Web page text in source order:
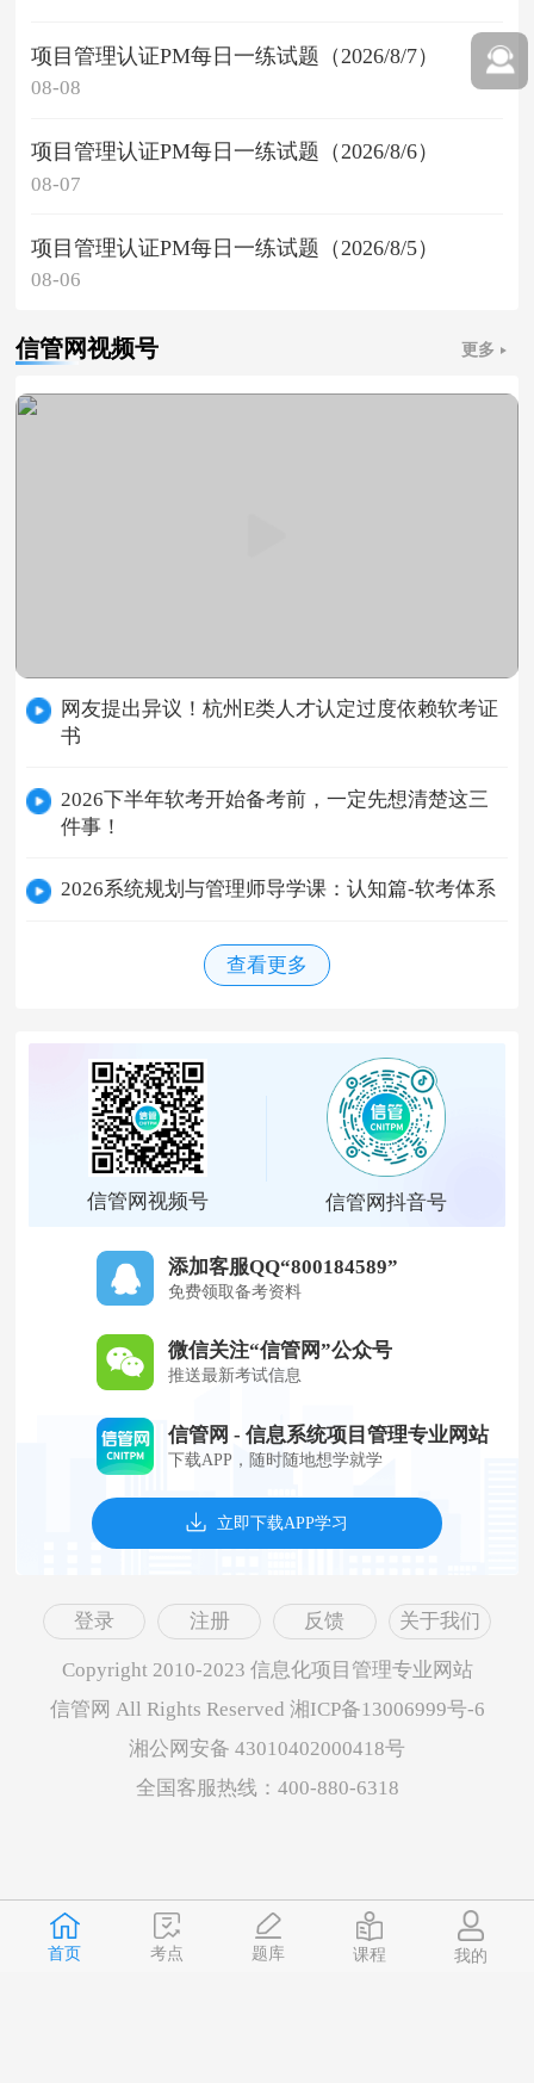
首页 考点 题库 课程 我的
项目管理认证PM每日一练试题（2026/8/7）
08-08
项目管理认证PM每日一练试题（2026/8/6）
08-07
项目管理认证PM每日一练试题（2026/8/5）
08-06
信管网视频号 更多
网友提出异议！杭州E类人才认定过度依赖软考证
书
2026下半年软考开始备考前，一定先想清楚这三
件事！
2026系统规划与管理师导学课：认知篇-软考体系
查看更多
信管网视频号 信管网抖音号
添加客服QQ“800184589”
免费领取备考资料
微信关注“信管网”公众号
推送最新考试信息
信管网 - 信息系统项目管理专业网站
下载APP，随时随地想学就学
立即下载APP学习
登录 注册 反馈 关于我们
Copyright 2010-2023 信息化项目管理专业网站
信管网 All Rights Reserved 湘ICP备13006999号-6
湘公网安备 43010402000418号
全国客服热线：400-880-6318